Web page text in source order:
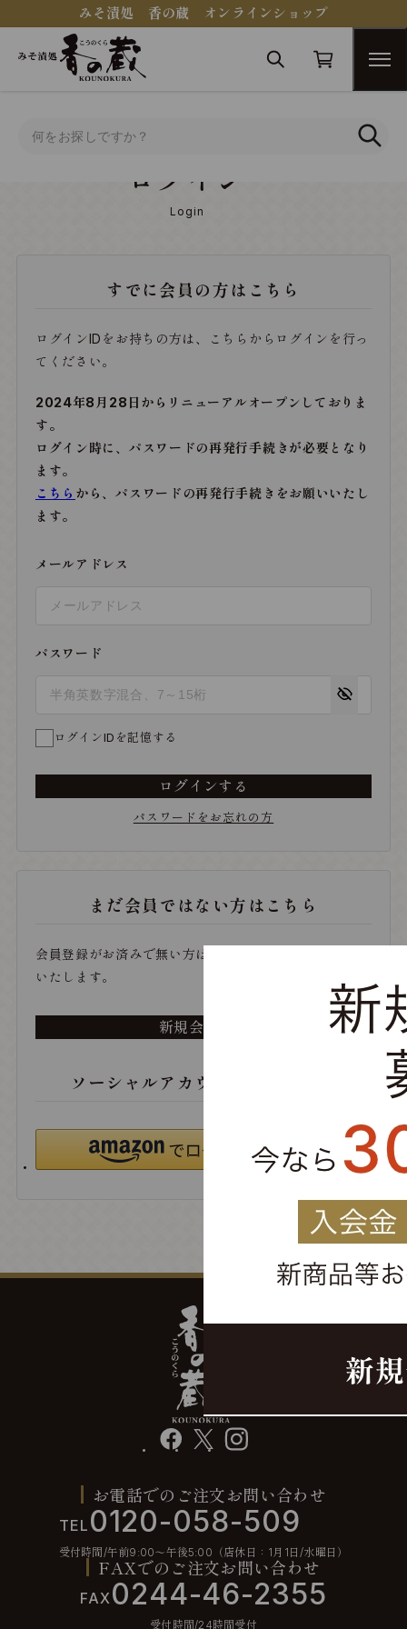
みそ漬処 香の蔵 オンラインショップ
ログイン
Login
すでに会員の方はこちら
ログインIDをお持ちの方は、こちらからログインを行っ
てください。
2024年8月28日からリニューアルオープンしておりま
す。
ログイン時に、パスワードの再発行手続きが必要となり
ます。
こちら から、パスワードの再発行手続きをお願いいたし
ます。
メールアドレス
パスワード
ログインIDを記憶する
ログインする
パスワードをお忘れの方
まだ会員ではない方はこちら
会員登録がお済みで無い方は、こちらから登録をお願い
いたします。
新規会員登録
ソーシャルアカウントでログイン
facebook instagram
お電話でのご注文お問い合わせ
TEL 0120-058-509
受付時間/午前9:00〜午後5:00（店休日：1月1日/水曜日）
FAXでのご注文お問い合わせ
FAX0244-46-2355
受付時間/24時間受付